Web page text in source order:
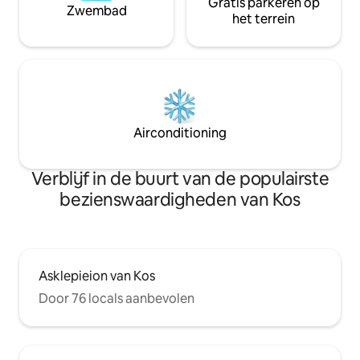
Zwembad
het terrein
Airconditioning
Verblijf in de buurt van de populairste
bezienswaardigheden van Kos
Asklepieion van Kos
Door 76 locals aanbevolen